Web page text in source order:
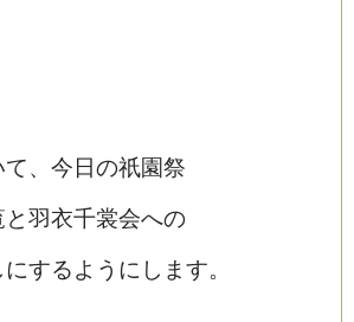
、今日の祇園祭
羽衣千裳会への
するようにします。